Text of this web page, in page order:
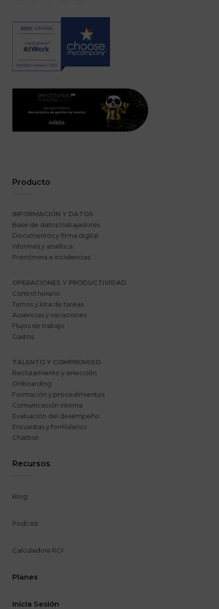
Producto
INFORMACIÓN Y DATOS
Base de datos trabajadores
Documentos y firma digital
Informes y analítica
Prenómina e incidencias
OPERACIONES Y PRODUCTIVIDAD
Control horario
Turnos y lista de tareas
Ausencias y vacaciones
Flujos de trabajo
Gastos
TALENTO Y COMPROMISO
Reclutamiento y selección
Onboarding
Formación y procedimientos
Comunicación interna
Evaluación del desempeño
Encuestas y formularios
Chatbot
Recursos
Blog
Podcast
Calculadora ROI
Planes
Inicia Sesión